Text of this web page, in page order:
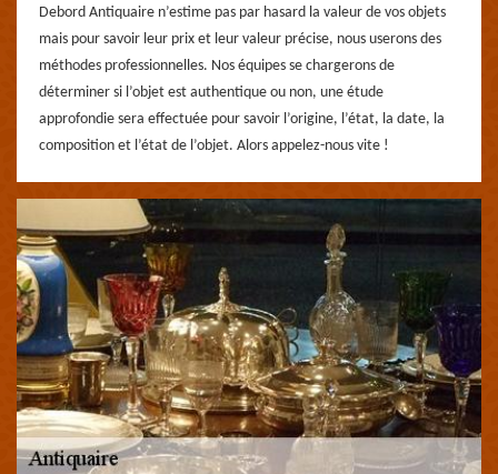
Debord Antiquaire n’estime pas par hasard la valeur de vos objets
mais pour savoir leur prix et leur valeur précise, nous userons des
méthodes professionnelles. Nos équipes se chargerons de
déterminer si l’objet est authentique ou non, une étude
approfondie sera effectuée pour savoir l’origine, l’état, la date, la
composition et l’état de l’objet. Alors appelez-nous vite !